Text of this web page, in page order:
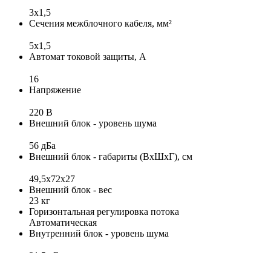
3x1,5
Сечения межблочного кабеля, мм²
5x1,5
Автомат токовой защиты, А
16
Напряжение
220 В
Внешний блок - уровень шума
56 дБа
Внешний блок - габариты (ВхШхГ), см
49,5х72х27
Внешний блок - вес
23 кг
Горизонтальная регулировка потока
Автоматическая
Внутренний блок - уровень шума